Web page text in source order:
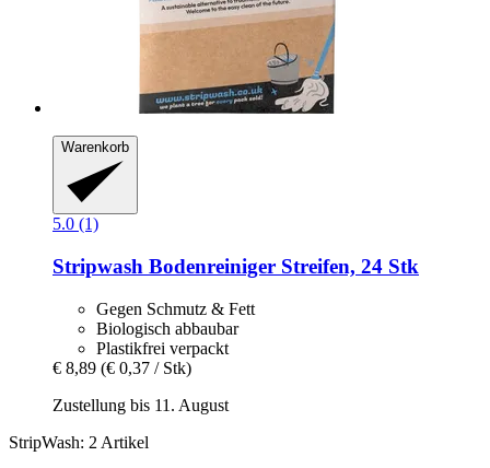
Warenkorb
5.0 (1)
Stripwash Bodenreiniger Streifen, 24 Stk
Gegen Schmutz & Fett
Biologisch abbaubar
Plastikfrei verpackt
€ 8,89 (€ 0,37 / Stk)
Zustellung bis 11. August
StripWash: 2 Artikel